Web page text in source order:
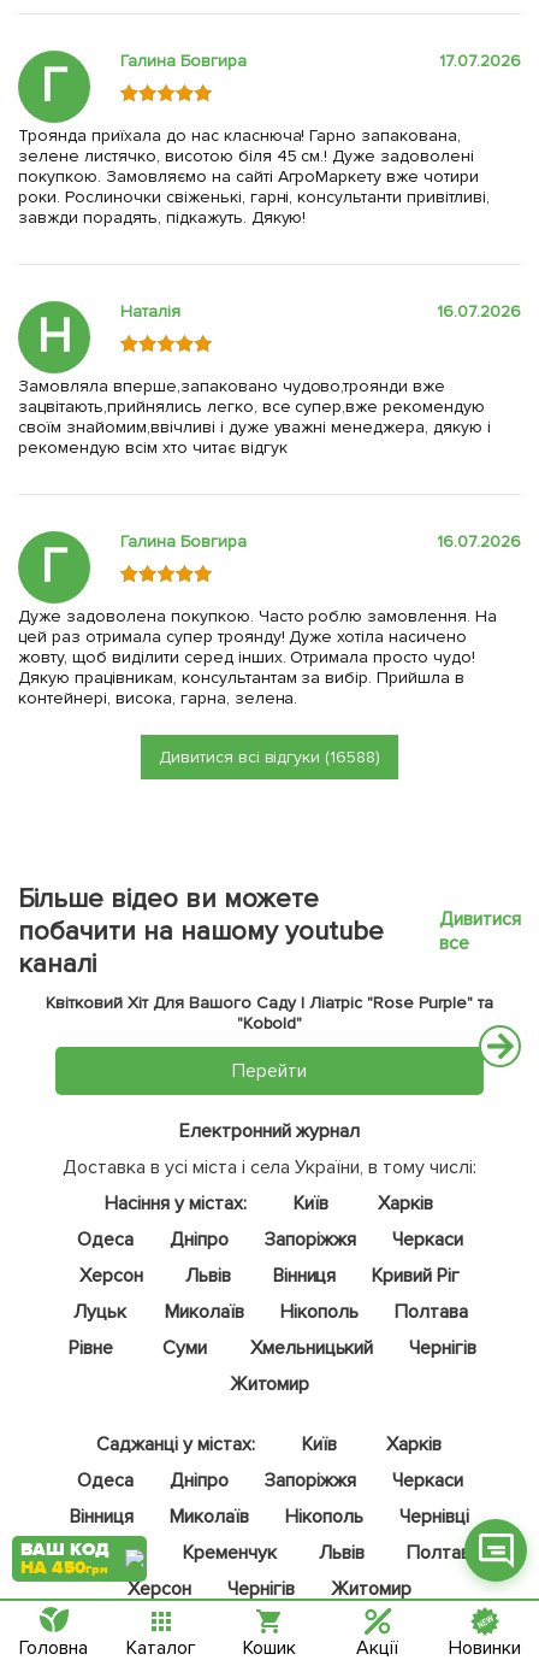
Г Галина Бовгира 17.07.2026
Троянда приїхала до нас класнюча! Гарно запакована,
зелене листячко, висотою біля 45 см.! Дуже задоволені
покупкою. Замовляємо на сайті АгроМаркету вже чотири
роки. Рослиночки свіженькі, гарні, консультанти привітливі,
завжди порадять, підкажуть. Дякую!
Н Наталія 16.07.2026
Замовляла вперше,запаковано чудово,троянди вже
зацвітають,прийнялись легко, все супер,вже рекомендую
своїм знайомим,ввічливі і дуже уважні менеджера, дякую і
рекомендую всім хто читає відгук
Г Галина Бовгира 16.07.2026
Дуже задоволена покупкою. Часто роблю замовлення. На
цей раз отримала супер троянду! Дуже хотіла насичено
жовту, щоб виділити серед інших. Отримала просто чудо!
Дякую працівникам, консультантам за вибір. Прийшла в
контейнері, висока, гарна, зелена.
Дивитися всі відгуки (16588)
Більше відео ви можете
побачити на нашому youtube
каналі
Дивитися
все
Квітковий Хіт Для Вашого Саду | Ліатріс "Rose Purple" та
"Kobold"
Перейти
Електронний журнал
Доставка в усі міста і села України, в тому числі:
Насіння у містах:
Київ
Харків
Одеса
Дніпро Запоріжжя
Черкаси
Херсон
Львів Вінниця
Кривий Ріг
Луцьк
Миколаїв Нікополь
Полтава
Рівне
Суми Хмельницький
Чернігів
Житомир
Саджанці у містах: Київ
Харків
Одеса
Дніпро Запоріжжя
Черкаси
Вінниця
Миколаїв Нікополь
Чернівці
Кривий Ріг
Кременчук Львів
Полтава
Херсон
Чернігів Житомир
Фейсбук
Телеграм
Вайбер
Онлайн чат
ВАШ КОД
НА 450грн
Головна Каталог Кошик Акції Новинки